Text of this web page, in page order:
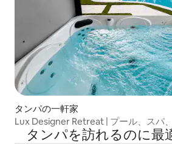
タンパの一軒家
Lux Designer Retreat | プール、スパ
タンパを訪⁠れ⁠るの⁠に最⁠